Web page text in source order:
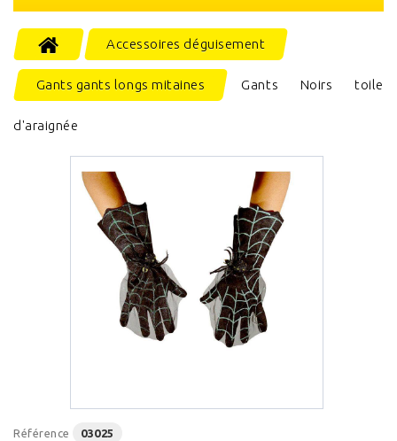
Accessoires déguisement
Gants gants longs mitaines Gants Noirs toile
d'araignée
Référence 03025